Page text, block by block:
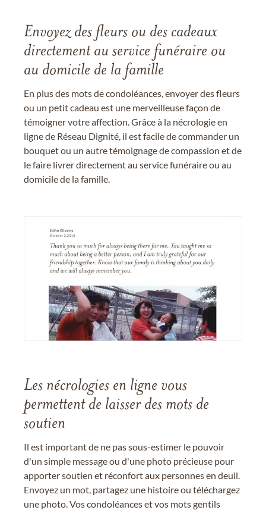
Envoyez des fleurs ou des cadeaux
directement au service funéraire ou
au domicile de la famille
En plus des mots de condoléances, envoyer des fleurs
ou un petit cadeau est une merveilleuse façon de
témoigner votre affection. Grâce à la nécrologie en
ligne de Réseau Dignité, il est facile de commander un
bouquet ou un autre témoignage de compassion et de
le faire livrer directement au service funéraire ou au
domicile de la famille.
Les nécrologies en ligne vous
permettent de laisser des mots de
soutien
Il est important de ne pas sous-estimer le pouvoir
d'un simple message ou d'une photo précieuse pour
apporter soutien et réconfort aux personnes en deuil.
Envoyez un mot, partagez une histoire ou téléchargez
une photo. Vos condoléances et vos mots gentils